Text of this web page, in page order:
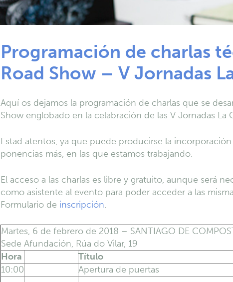
Programación de charlas
Road Show – V Jornadas
Aquí os dejamos la programación de charlas que se
Show englobado en la celabración de las V Jornadas La
Estad atentos, ya que puede producirse la
ponencias más, en las que estamos trabajando.
El acceso a las charlas es libre y gratuito, aunque será
como asistente al evento para poder acceder a las
Formulario de inscripción.
Martes, 6 de febrero de 2018 – SANTIAGO DE
Sede Afundación, Rúa do Vilar, 19
Hora
Título
10:00
Apertura de puertas